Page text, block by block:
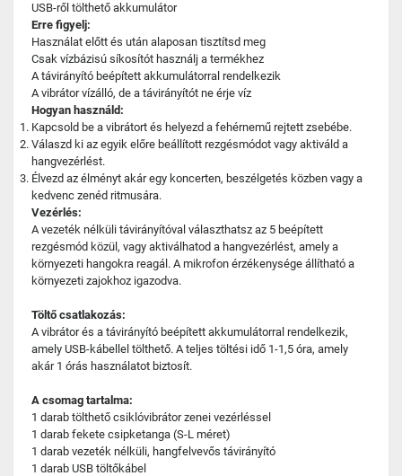
USB-ről tölthető akkumulátor
Erre figyelj:
Használat előtt és után alaposan tisztítsd meg
Csak vízbázisú síkosítót használj a termékhez
A távirányító beépített akkumulátorral rendelkezik
A vibrátor vízálló, de a távirányítót ne érje víz
Hogyan használd:
Kapcsold be a vibrátort és helyezd a fehérnemű rejtett zsebébe.
Válaszd ki az egyik előre beállított rezgésmódot vagy aktiváld a
hangvezérlést.
Élvezd az élményt akár egy koncerten, beszélgetés közben vagy a
kedvenc zenéd ritmusára.
Vezérlés:
A vezeték nélküli távirányítóval választhatsz az 5 beépített
rezgésmód közül, vagy aktiválhatod a hangvezérlést, amely a
környezeti hangokra reagál. A mikrofon érzékenysége állítható a
környezeti zajokhoz igazodva.
Töltő csatlakozás:
A vibrátor és a távirányító beépített akkumulátorral rendelkezik,
amely USB-kábellel tölthető. A teljes töltési idő 1-1,5 óra, amely
akár 1 órás használatot biztosít.
A csomag tartalma:
1 darab tölthető csiklóvibrátor zenei vezérléssel
1 darab fekete csipketanga (S-L méret)
1 darab vezeték nélküli, hangfelvevős távirányító
1 darab USB töltőkábel